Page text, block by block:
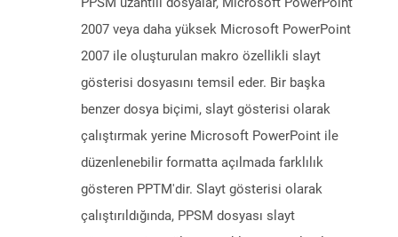
2007 veya daha yüksek Microsoft PowerPoint
2007 ile oluşturulan makro özellikli slayt
gösterisi dosyasını temsil eder. Bir başka
benzer dosya biçimi, slayt gösterisi olarak
çalıştırmak yerine Microsoft PowerPoint ile
düzenlenebilir formatta açılmada farklılık
gösteren PPTM'dir. Slayt gösterisi olarak
çalıştırıldığında, PPSM dosyası slayt